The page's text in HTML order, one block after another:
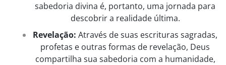
sabedoria divina é, portanto, uma jornada para
descobrir a realidade última.
Revelação: Através de suas escrituras sagradas,
profetas e outras formas de revelação, Deus
compartilha sua sabedoria com a humanidade,